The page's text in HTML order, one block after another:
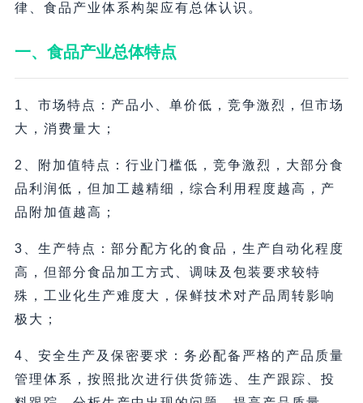
律、食品产业体系构架应有总体认识。
一、食品产业总体特点
1、市场特点：产品小、单价低，竞争激烈，但市场
大，消费量大；
2、附加值特点：行业门槛低，竞争激烈，大部分食
品利润低，但加工越精细，综合利用程度越高，产
品附加值越高；
3、生产特点：部分配方化的食品，生产自动化程度
高，但部分食品加工方式、调味及包装要求较特
殊，工业化生产难度大，保鲜技术对产品周转影响
极大；
4、安全生产及保密要求：务必配备严格的产品质量
管理体系，按照批次进行供货筛选、生产跟踪、投